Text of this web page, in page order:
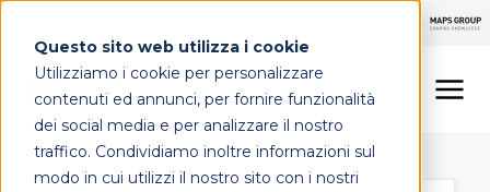
Questo sito web utilizza i cookie
Utilizziamo i cookie per personalizzare
contenuti ed annunci, per fornire funzionalità
dei social media e per analizzare il nostro
traffico. Condividiamo inoltre informazioni sul
modo in cui utilizzi il nostro sito con i nostri
LINEE DI OFFERTA